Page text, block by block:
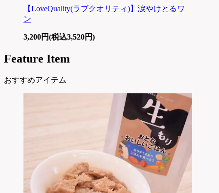
【LoveQuality(ラブクオリティ)】涙やけとるワ
ン
3,200円(税込3,520円)
Feature Item
おすすめアイテム